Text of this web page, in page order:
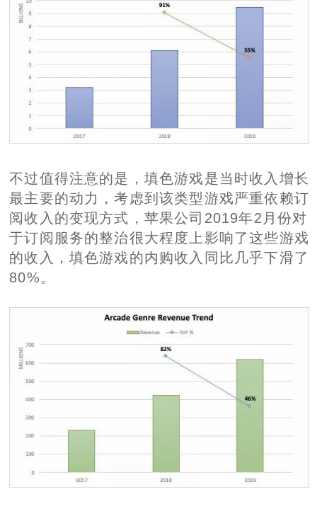
不过值得注意的是，填色游戏是当时收入增长
最主要的动力，考虑到该类型游戏严重依赖订
阅收入的变现方式，苹果公司2019年2月份对
于订阅服务的整治很大程度上影响了这些游戏
的收入，填色游戏的内购收入同比几乎下滑了
80%。